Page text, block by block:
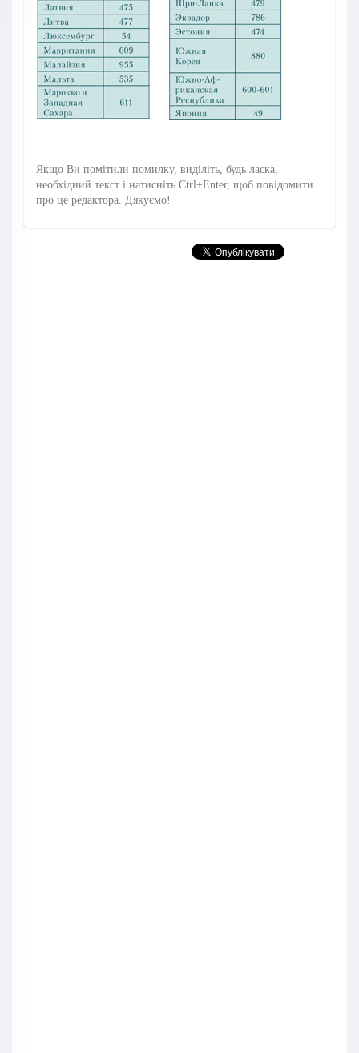
Якщо Ви помітили помилку, виділіть, будь ласка,
необхідний текст і натисніть Ctrl+Enter, щоб повідомити
про це редактора. Дякуємо!